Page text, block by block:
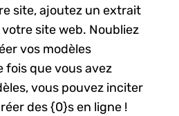
site, ajoutez un extrait
site web. Noubliez
vos modèles
fois que vous avez
vous pouvez inciter
des {0}s en ligne !